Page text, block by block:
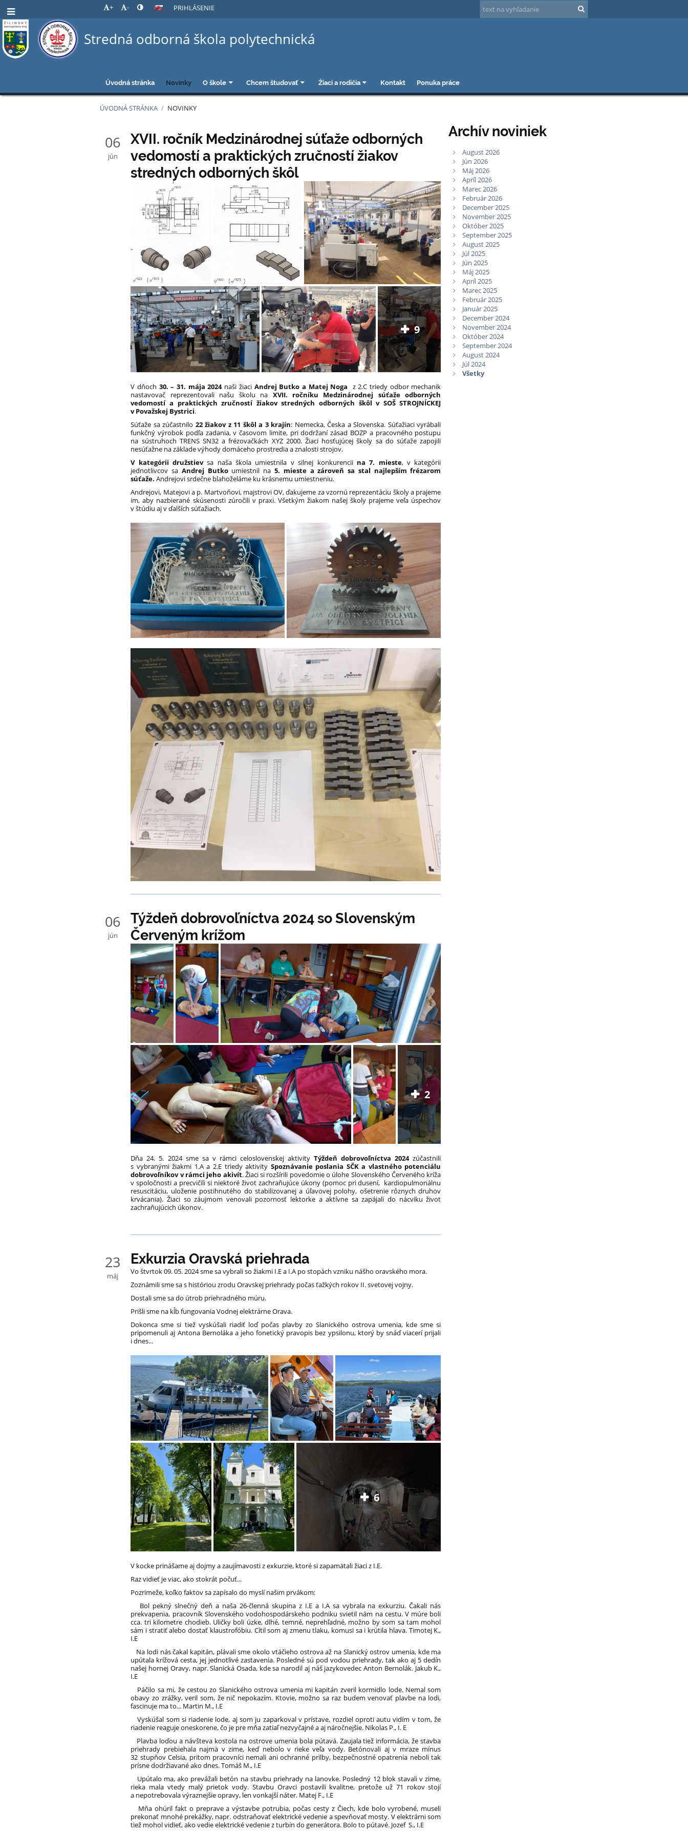
+ - PRIHLÁSENIE
Stredná odborná škola polytechnická
Úvodná stránka Novinky O škole Chcem študovať Žiaci a rodičia Kontakt Ponuka práce
ÚVODNÁ STRÁNKA / NOVINKY
Novinky
06
jún
XVII. ročník Medzinárodnej súťaže odborných
vedomostí a praktických zručností žiakov
stredných odborných škôl
9
V dňoch 30. – 31. mája 2024naši žiaci Andrej Butko a Matej Noga z 2.C triedy odbor mechanik
nastavovač reprezentovali našu školu na XVII. ročníku
Medzinárodnej súťaže odborných
vedomostí a praktických zručností žiakov stredných odborných škôl v SOŠ STROJNÍCKEJ
v Považskej Bystrici.
Súťaže sa zúčastnilo 22 žiakov z 11 škôl a 3 krajín: Nemecka, Česka a Slovenska. Súťažiaci vyrábali
funkčný výrobok podľa zadania, v časovom limite, pri dodržaní zásad BOZP a pracovného postupu
na sústruhoch TRENS SN32 a frézovačkách XYZ 2000. Žiaci hosťujúcej školy sa do súťaže zapojili
nesúťažne na základe výhody domáceho prostredia a znalosti strojov.
V kategórii družstievsa naša škola umiestnila v silnej konkurencii na 7. mieste, v kategórii
jednotlivcov sa Andrej Butkoumiestnil na 5. mieste a zároveň sa stal najlepším frézarom
súťaže. Andrejovi srdečne blahoželáme ku krásnemu umiestneniu.
Andrejovi, Matejovi a p. Martvoňovi, majstrovi OV, ďakujeme za vzornú reprezentáciu školy a prajeme
im, aby nazbierané skúsenosti zúročili v praxi. Všetkým žiakom našej školy prajeme veľa úspechov
v štúdiu aj v ďalších súťažiach.
06
jún
Týždeň dobrovoľníctva 2024 so Slovenským
Červeným krížom
2
Dňa 24. 5. 2024 sme sa v rámci celoslovenskej aktivityTýždeň dobrovoľníctva 2024zúčastnili
s vybranými žiakmi 1.A a 2.E triedy aktivity Spoznávanie poslania SČK a vlastného potenciálu
dobrovoľníkov v rámci jeho akivít. Žiaci si rozšírili povedomie o úlohe Slovenského Červeného kríža
v spoločnosti a precvičili si niektoré život zachraňujúce úkony (pomoc pri dusení, kardiopulmonálnu
resuscitáciu, uloženie postihnutého do stabilizovanej a úľavovej polohy, ošetrenie rôznych druhov
krvácania). Žiaci so záujmom venovali pozornosť lektorke a aktívne sa zapájali do nácviku život
zachraňujúcich úkonov.
23
máj
Exkurzia Oravská priehrada
Vo štvrtok 09. 05. 2024 sme sa vybrali so žiakmi I.E a I.A po stopách vzniku nášho oravského mora.
Zoznámili sme sa s históriou zrodu Oravskej priehrady počas ťažkých rokov II. svetovej vojny.
Dostali sme sa do útrob priehradného múru.
Prišli sme na kĺb fungovania Vodnej elektrárne Orava.
Dokonca sme si tiež vyskúšali riadiť loď počas plavby zo Slanického ostrova umenia, kde sme si
pripomenuli aj Antona Bernoláka a jeho fonetický pravopis bez ypsilonu, ktorý by snáď viacerí prijali
i dnes...
6
V kocke prinášame aj dojmy a zaujímavosti z exkurzie, ktoré si zapamätali žiaci z I.E.
Raz vidieť je viac, ako stokrát počuť...
Pozrimeže, koľko faktov sa zapísalo do myslí našim prvákom:
Bol pekný slnečný deň a naša 26-členná skupina z I.E a I.A sa vybrala na exkurziu. Čakali nás
prekvapenia, pracovník Slovenského vodohospodárskeho podniku svietil nám na cestu. V múre boli
cca. tri kilometre chodieb. Uličky boli úzke, dlhé, temné, neprehľadné, možno by som sa tam mohol
sám i stratiť alebo dostať klaustrofóbiu. Cítil som aj zmenu tlaku, komusi sa i krútila hlava. Timotej K.,
I.E
Na lodi nás čakal kapitán, plávali sme okolo vtáčieho ostrova až na Slanický ostrov umenia, kde ma
upútala krížová cesta, jej jednotlivé zastavenia. Posledné sú pod vodou priehrady, tak ako aj 5 dedín
našej hornej Oravy, napr. Slanická Osada, kde sa narodil aj náš jazykovedec Anton Bernolák. Jakub K.,
I.E
Páčilo sa mi, že cestou zo Slanického ostrova umenia mi kapitán zveril kormidlo lode. Nemal som
obavy zo zrážky, veril som, že nič nepokazím. Ktovie, možno sa raz budem venovať plavbe na lodi,
fascinuje ma to... Martin M., I.E
Vyskúšal som si riadenie lode, aj som ju zaparkoval v prístave, rozdiel oproti autu vidím v tom, že
riadenie reaguje oneskorene, čo je pre mňa zatiaľ nezvyčajné a aj náročnejšie. Nikolas P., I. E
Plavba loďou a návšteva kostola na ostrove umenia bola pútavá. Zaujala tiež informácia, že stavba
priehrady prebiehala najmä v zime, keď nebolo v rieke veľa vody. Betónovali aj v mraze mínus
32 stupňov Celsia, pritom pracovníci nemali ani ochranné prilby, bezpečnostné opatrenia neboli tak
prísne dodržiavané ako dnes. Tomáš M., I.E
Upútalo ma, ako prevážali betón na stavbu priehrady na lanovke. Posledný 12 blok stavali v zime,
rieka mala vtedy malý prietok vody. Stavbu Oravci postavili kvalitne, pretože už 71 rokov stojí
a nepotrebovala výraznejšie opravy, len vonkajší náter. Matej F., I.E
Mňa ohúril fakt o preprave a výstavbe potrubia, počas cesty z Čiech, kde bolo vyrobené, museli
prekonať mnohé prekážky, napr. odstraňovať elektrické vedenie a spevňovať mosty. V elektrárni som
tiež mohol vidieť, ako vedie elektrické vedenie z turbín do generátora. Bolo to pútavé. Jozef S., I.E
Archív noviniek
August 2026
Jún 2026
Máj 2026
Apríl 2026
Marec 2026
Február 2026
December 2025
November 2025
Október 2025
September 2025
August 2025
Júl 2025
Jún 2025
Máj 2025
Apríl 2025
Marec 2025
Február 2025
Január 2025
December 2024
November 2024
Október 2024
September 2024
August 2024
Júl 2024
Všetky